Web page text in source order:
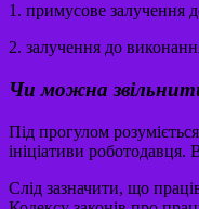
1. примусове залучення
2. залучення до
Чи можна
Під прогулом
ініціативи
Слід зазначити, що